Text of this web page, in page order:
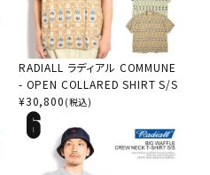
RADIALL ラディアル COMMUNE
- OPEN COLLARED SHIRT S/S
¥30,800 (税込)